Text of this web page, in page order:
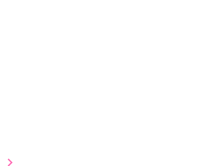
